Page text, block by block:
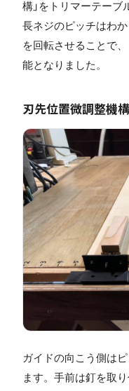
構」をトリマーテーブ
長ネジのピッチはわ
を回転させることで
能となりました。
刃先位置微調整機
ガイドの向こう側は
ます。手前は釘を取